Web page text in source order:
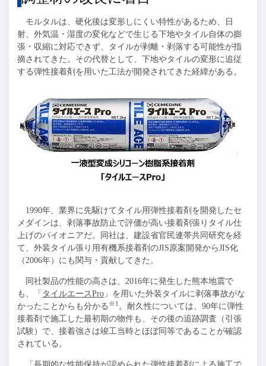
モルタルは、硬化後は変形しにくい特性があるため、日
射、外気温・湿度の変化などで生じる下地やタイル自体の膨
張・収縮に対応できず、タイルが剥離・剥落する可能性が指
摘されてきた。その代替として、下地やタイルの変形に追従
する弾性接着剤を用いた工法が開発されてきた経緯がある。
1990年、業界に先駆けてタイル用弾性接着剤を開発したセ
メダインは、剥落事故防止で評価が高い接着剤張りタイル仕
上げのパイオニアだ。同社は、建設省官民連帯共同研究を経
て、外装タイル張り用有機系接着剤のJIS原案開発からJIS化
（2006年）にも関与・貢献してきた。
同社製品の性能の高さは、2016年に発生した熊本地震で
も、「 タイルエースPro 」を用いた外装タイルに剥落事故がな
かったことからも分かる ※1 。耐久性については、90年に弾性
接着剤で施工した最初期の物件も、その後の追跡調査（引張
試験）で、接着強さは竣工当時とほぼ同等であることが確認
されている。